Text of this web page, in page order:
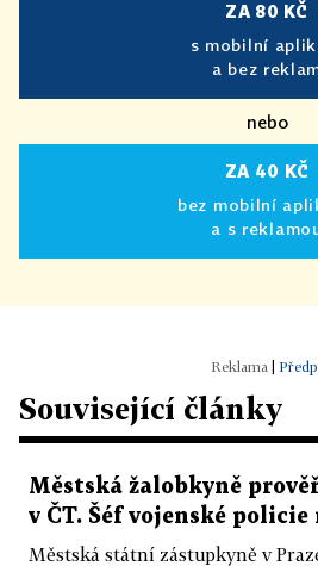
ZA 80 KČ
s mobilní
a bez
nebo
ZA 40 KČ
bez mobilní
a s
Související články
Městská žalobkyně
v ČT. Šéf vojenské policie
Městská státní zástupkyně v